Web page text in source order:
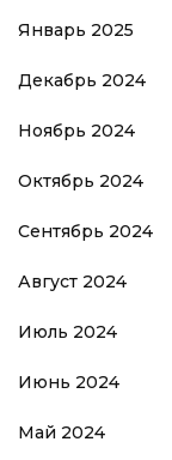
Январь 2025
Декабрь 2024
Ноябрь 2024
Октябрь 2024
Сентябрь 2024
Август 2024
Июль 2024
Июнь 2024
Май 2024